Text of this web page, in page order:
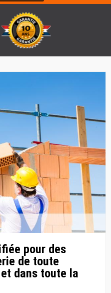
pour des
de toute
dans toute la